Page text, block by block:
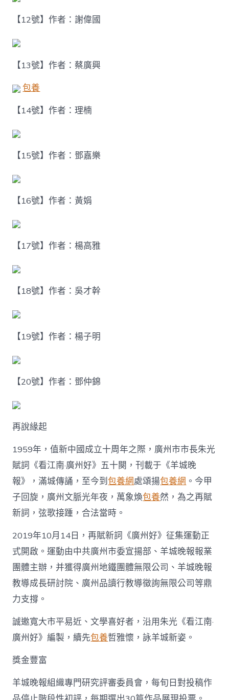
【12號】作者：謝偉國
【13號】作者：蔡廣興
包養
【14號】作者：理楠
【15號】作者：鄧嘉樂
【16號】作者：黃娟
【17號】作者：楊高雅
【18號】作者：吳才幹
【19號】作者：楊子明
【20號】作者：鄧仲錦
再說緣起
1959年，值新中國成立十周年之際，廣州市市長朱光
賦詞《看江南·廣州好》五十闋，刊載于《羊城晚
報》，滿城傳誦，至今到包養網處頌揚包養網 。今甲
子回旋，廣州文脈光年夜，萬象煥包養然，為之再賦
新詞，弦歌接踵，合法當時。
2019年10月14日，再賦新詞《廣州好》征集運動正
式開啟。運動由中共廣州市委宣揚部、羊城晚報報業
團體主辦，并獲得廣州地鐵團體無限公司、羊城晚報
教導成長研討院、廣州品讀行教導徵詢無限公司等鼎
力支撐。
誠邀寬大市平易近、文學喜好者，沿用朱光《看江南·
廣州好》編製，續先包養哲雅懷，詠羊城新姿。
獎金豐富
羊城晚報組織專門研究評審委員會，每旬日對投稿作